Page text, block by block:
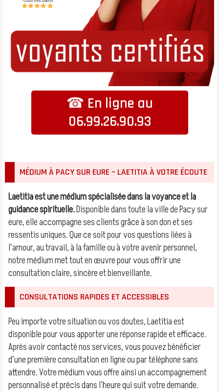
☎ En ligne au
06.99.26.90.93
MÉDIUM À PACY SUR EURE – LAETITIA À VOTRE ÉCOUTE
Laetitia est une médium spécialisée dans la voyance et la
guidance spirituelle.Disponible dans toute la ville de Pacy sur
eure, elle accompagne ses clients grâce à son don et ses
ressentis uniques. Que ce soit pour vos questions liées à
l’amour, au travail, à la famille ou à votre avenir personnel,
notre médium met tout en œuvre pour vous offrir une
consultation claire, sincère et bienveillante.
CONSULTATIONS RAPIDES ET ACCESSIBLES
Peu importe votre situation ou vos doutes, Laetitia est
disponible pour vous apporter une réponse rapide et efficace.
Après avoir contacté nos services, vous pouvez bénéficier
d’une première consultation en ligne ou par téléphone sans
attendre. Votre médium vous offre ainsi un accompagnement
personnalisé et précis dans l’heure qui suit votre demande.